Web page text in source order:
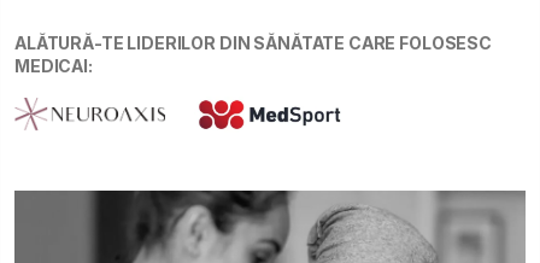
ALĂTURĂ-TE LIDERILOR DIN SĂNĂTATE CARE FOLOSESC
MEDICAI: